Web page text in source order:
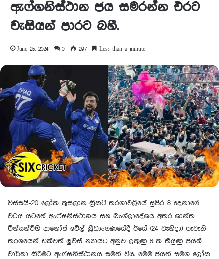
ඇෆ්ගනිස්ථාන ජය සමරන්න එරට
වැසියන් පාරට බහී.
June 25, 2024 0 297 Less than a minute
විස්සයි-20 ලෝක කුසලාන ක්‍රිකට් තරගාවලියේ සුපිර 8‍ දෙනාගේ
වටය යටතේ ඇ‍ෆ්ඝනිස්ථානය සහ බංග්ලාදේශය අතර ශාන්ත
වින්සන්ට්හි ආනෝස් වේල් ක්‍රීඩාංගණයේදී ‍ඊයේ (24 වැනිදා) පැවැති
තරගයෙන් ඩක්වත් ලුවිස් න්‍යායට අනුව ලකුණු 8 ක තියුණු ජයක්
වාර්තා කිරීමට ඇෆ්ඝනිස්ථානය සමත් විය. මෙම ජයත් සමග ‍ලෝක